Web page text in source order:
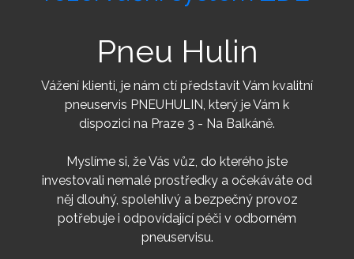
Pneu Hulin
Vážení klienti, je nám ctí představit Vám kvalitní
pneuservis PNEUHULIN, který je Vám k
dispozici na Praze 3 - Na Balkáně.
Myslíme si, že Vás vůz, do kterého jste
investovali nemalé prostředky a očekáváte od
něj dlouhý, spolehlivý a bezpečný provoz
potřebuje i odpovídající péči v odborném
pneuservisu.